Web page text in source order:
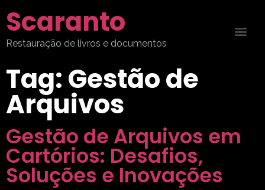
Scaranto
Restauração de livros e documentos
Tag: Gestão de
Arquivos
Gestão de Arquivos em
Cartórios: Desafios,
Soluções e Inovações